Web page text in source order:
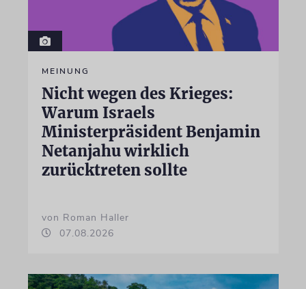
MEINUNG
Nicht wegen des Krieges:
Warum Israels
Ministerpräsident Benjamin
Netanjahu wirklich
zurücktreten sollte
von Roman Haller
07.08.2026